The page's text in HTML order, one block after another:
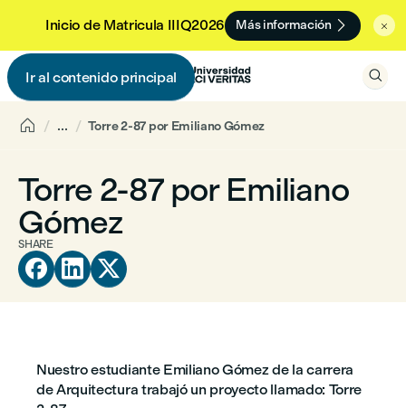
Inicio de Matricula IIIQ2026 Más información  
Ir al contenido principal
 
 ... Torre 2-87 por Emiliano Gómez
Torre 2-87 por Emiliano
Gómez
SHARE
  
Nuestro estudiante Emiliano Gómez de la carrera
de Arquitectura trabajó un proyecto llamado: Torre